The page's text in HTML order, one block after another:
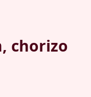
chorizo